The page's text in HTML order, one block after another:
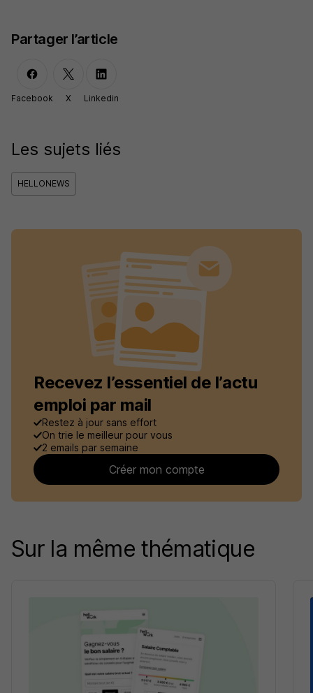
Partager l’article
Facebook X Linkedin
Les sujets liés
HELLONEWS
Recevez l’essentiel de l’actu
emploi par mail
Restez à jour sans effort
On trie le meilleur pour vous
2 emails par semaine
Créer mon compte
Sur la même thématique